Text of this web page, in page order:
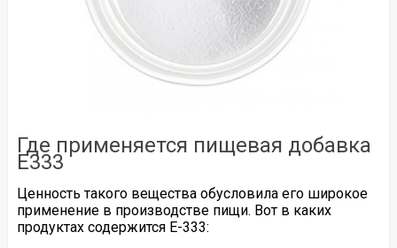
Где применяется пищевая добавка
Е333
Ценность такого вещества обусловила его широкое
применение в производстве пищи. Вот в каких
продуктах содержится Е-333: